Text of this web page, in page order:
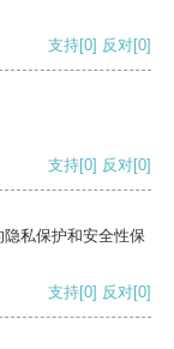
支持[0] 反对[0]
支持[0] 反对[0]
私保护和安全性保
支持[0] 反对[0]